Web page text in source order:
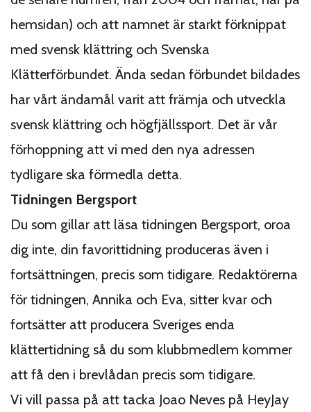
hemsidan) och att namnet är starkt förknippat
med svensk klättring och Svenska
Klätterförbundet. Ända sedan förbundet bildades
har vårt ändamål varit att främja och utveckla
svensk klättring och högfjällssport. Det är vår
förhoppning att vi med den nya adressen
tydligare ska förmedla detta.
Tidningen Bergsport
Du som gillar att läsa tidningen Bergsport, oroa
dig inte, din favorittidning produceras även i
fortsättningen, precis som tidigare. Redaktörerna
för tidningen, Annika och Eva, sitter kvar och
fortsätter att producera Sveriges enda
klättertidning så du som klubbmedlem kommer
att få den i brevlådan precis som tidigare.
Vi vill passa på att tacka Joao Neves på HeyJay